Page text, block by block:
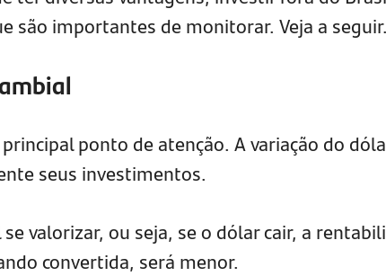
são importantes de monitorar. Veja a seguir.
principal ponto de atenção. A variação do
seus investimentos.
se valorizar, ou seja, se o dólar cair, a
convertida, será menor.